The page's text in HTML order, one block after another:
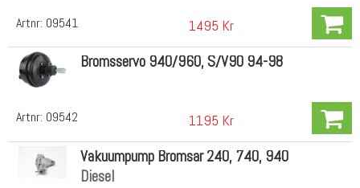
Artnr: 09541 1495 Kr
Artnr: 09542
Bromsservo 940/960, S/V90 94-98
1195 Kr
Vakuumpump Bromsar 240, 740, 940
Diesel